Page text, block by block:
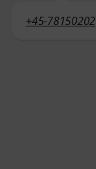
+45-78150202